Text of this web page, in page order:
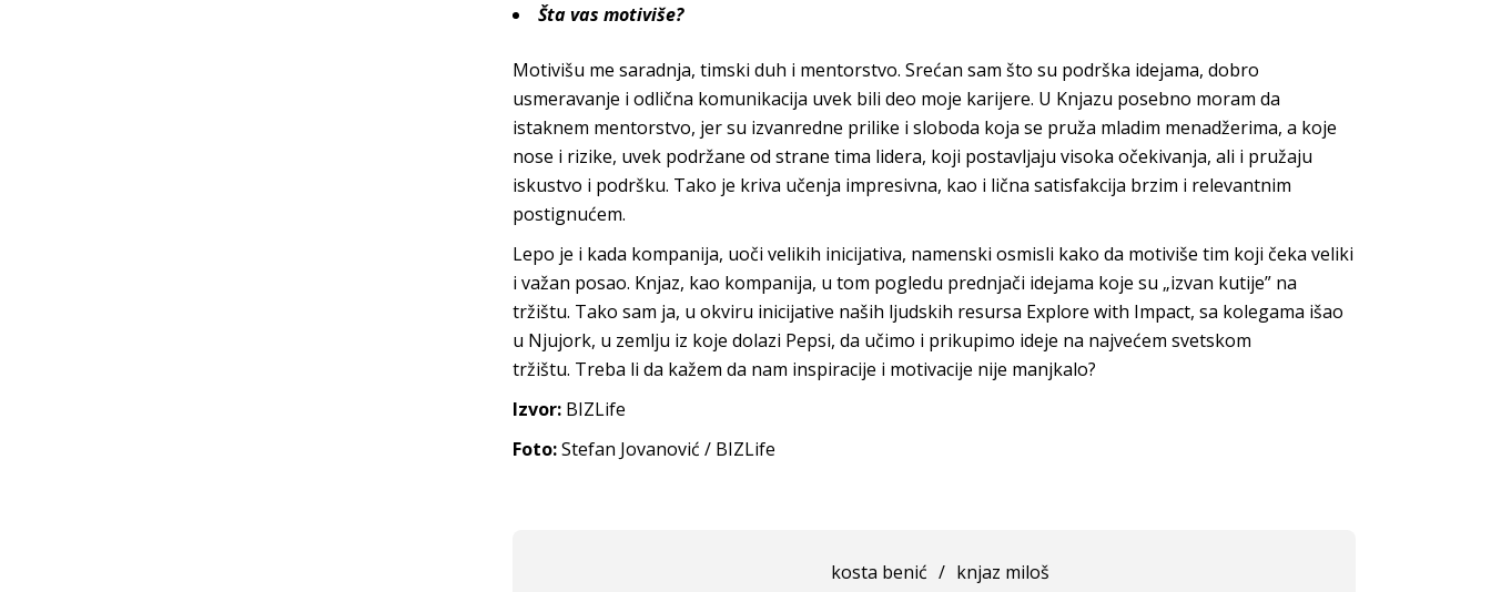
Šta vas motiviše?
Motivišu me saradnja, timski duh i mentorstvo. Srećan sam što su podrška idejama, dobro
usmeravanje i odlična komunikacija uvek bili deo moje karijere. U Knjazu posebno moram da
istaknem mentorstvo, jer su izvanredne prilike i sloboda koja se pruža mladim menadžerima, a koje
nose i rizike, uvek podržane od strane tima lidera, koji postavljaju visoka očekivanja, ali i pružaju
iskustvo i podršku. Tako je kriva učenja impresivna, kao i lična satisfakcija brzim i relevantnim
postignućem.
Lepo je i kada kompanija, uoči velikih inicijativa, namenski osmisli kako da motiviše tim koji čeka veliki
i važan posao. Knjaz, kao kompanija, u tom pogledu prednjači idejama koje su „izvan kutije” na
tržištu. Tako sam ja, u okviru inicijative naših ljudskih resursa Explore with Impact, sa kolegama išao
u Njujork, u zemlju iz koje dolazi Pepsi, da učimo i prikupimo ideje na najvećem svetskom
tržištu. Treba li da kažem da nam inspiracije i motivacije nije manjkalo?
Izvor: BIZLife
Foto:Stefan Jovanović / BIZLife
kosta benić / knjaz miloš